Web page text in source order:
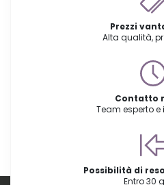
Prezzi
Alta qualità,
Contatto
Team esperto
Possibilità di
Entro 30